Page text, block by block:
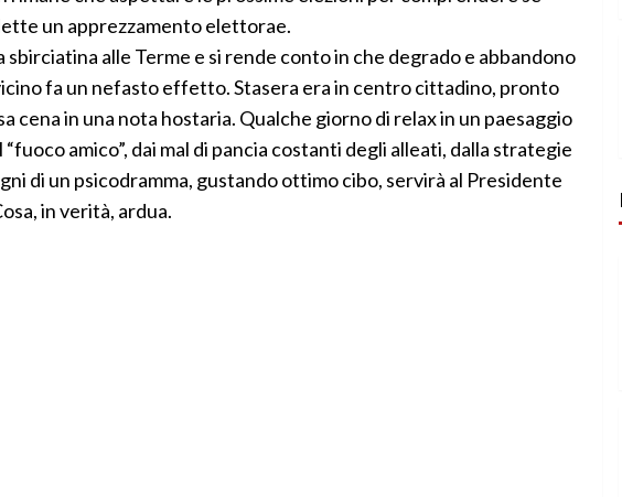
un apprezzamento elettorae.
sbirciatina alle Terme e si rende conto in che degrado e abbandono
fa un nefasto effetto. Stasera era in centro cittadino, pronto
cena in una nota hostaria. Qualche giorno di relax in un paesaggio
amico”, dai mal di pancia costanti degli alleati, dalla strategie
di un psicodramma, gustando ottimo cibo, servirà al Presidente
in verità, ardua.